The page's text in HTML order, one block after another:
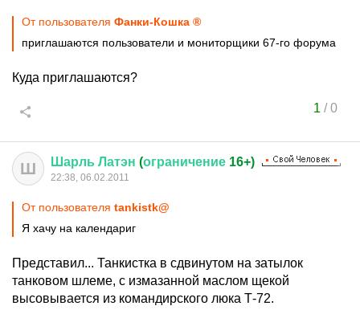
От пользователя Фанки-Кошка ®
приглашаются пользователи и мониторщики 67-го форума
Куда приглашаются?
1 /0
Ш Шарль Латэн (ограничение 16+)
22:38, 06.02.2011
От пользователя tankistk@
Я хачу на календариг
Представил... Танкистка в сдвинутом на затылок
танковом шлеме, с измазанной маслом щекой
высовывается из командирского люка Т-72.